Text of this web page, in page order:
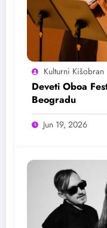
Kulturni Kišobran
Deveti Oboa
Beogradu
Jun 19, 2026